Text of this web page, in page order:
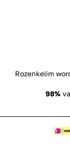
Rozenkelim
98%